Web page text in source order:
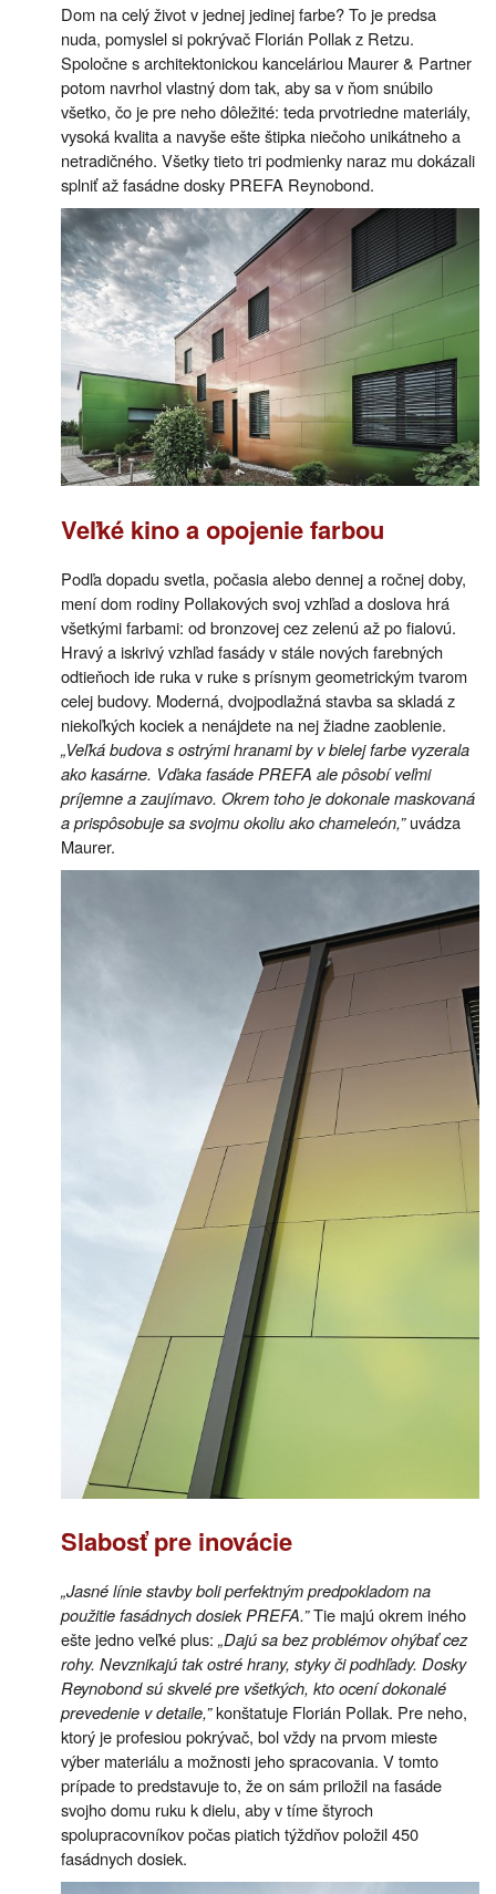
Dom na celý život v jednej jedinej farbe? To je predsa
nuda, pomyslel si pokrývač Florián Pollak z Retzu.
Spoločne s architektonickou kanceláriou Maurer & Partner
potom navrhol vlastný dom tak, aby sa v ňom snúbilo
všetko, čo je pre neho dôležité: teda prvotriedne materiály,
vysoká kvalita a navyše ešte štipka niečoho unikátneho a
netradičného. Všetky tieto tri podmienky naraz mu dokázali
splniť až fasádne dosky PREFA Reynobond.
Veľké kino a opojenie farbou
Podľa dopadu svetla, počasia alebo dennej a ročnej doby,
mení dom rodiny Pollakových svoj vzhľad a doslova hrá
všetkými farbami: od bronzovej cez zelenú až po fialovú.
Hravý a iskrivý vzhľad fasády v stále nových farebných
odtieňoch ide ruka v ruke s prísnym geometrickým tvarom
celej budovy. Moderná, dvojpodlažná stavba sa skladá z
niekoľkých kociek a nenájdete na nej žiadne zaoblenie.
„Veľká budova s ostrými hranami by v bielej farbe vyzerala
ako kasárne. Vďaka fasáde PREFA ale pôsobí veľmi
príjemne a zaujímavo. Okrem toho je dokonale maskovaná
a prispôsobuje sa svojmu okoliu ako chameleón,”uvádza
Maurer.
Slabosť pre inovácie
„Jasné línie stavby boli perfektným predpokladom na
použitie fasádnych dosiek PREFA.”Tie majú okrem iného
ešte jedno veľké plus: „Dajú sa bez problémov ohýbať cez
rohy. Nevznikajú tak ostré hrany, styky či podhľady. Dosky
Reynobond sú skvelé pre všetkých, kto ocení dokonalé
prevedenie v detaile,”konštatuje Florián Pollak. Pre neho,
ktorý je profesiou pokrývač, bol vždy na prvom mieste
výber materiálu a možnosti jeho spracovania. V tomto
prípade to predstavuje to, že on sám priložil na fasáde
svojho domu ruku k dielu, aby v tíme štyroch
spolupracovníkov počas piatich týždňov položil 450
fasádnych dosiek.